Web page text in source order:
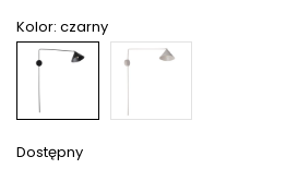
Kolor: czarny
Dostępny